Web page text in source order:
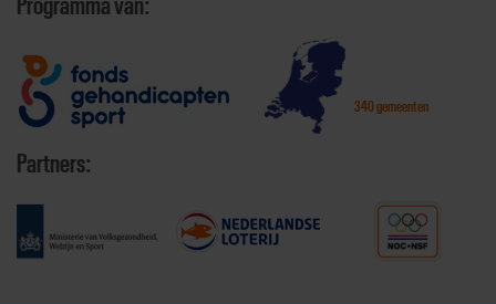
Programma van:
340 gemeenten
Partners: